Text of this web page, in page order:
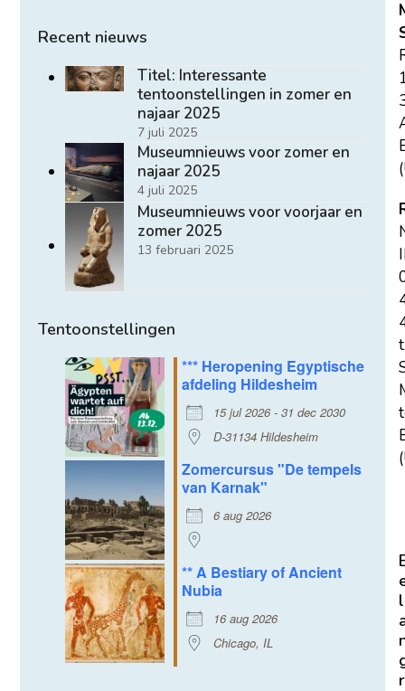
Recent nieuws
Titel: Interessante
tentoonstellingen in zomer en
najaar 2025
7 juli 2025
Museumnieuws voor zomer en
najaar 2025
4 juli 2025
Museumnieuws voor voorjaar en
zomer 2025
13 februari 2025
Tentoonstellingen
*** Heropening Egyptische
afdeling Hildesheim
15 jul 2026 - 31 dec 2030
D-31134 Hildesheim
Zomercursus "De tempels
van Karnak"
6 aug 2026
** A Bestiary of Ancient
Nubia
16 aug 2026
Chicago, IL
l
r